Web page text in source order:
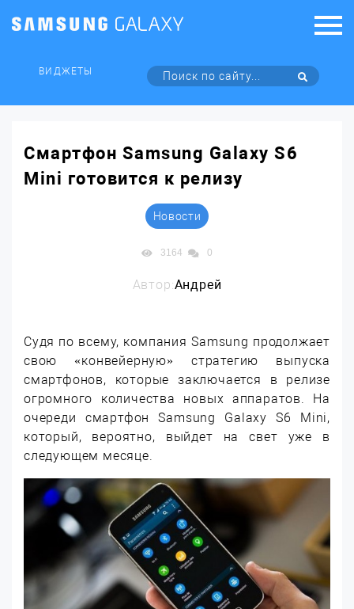
ВИДЖЕТЫ
Смартфон Samsung Galaxy S6
Mini готовится к релизу
Новости
3164 0
Автор:Андрей
Судя по всему, компания Samsung продолжает
свою «конвейерную» стратегию выпуска
смартфонов, которые заключается в релизе
огромного количества новых аппаратов. На
очереди смартфон Samsung Galaxy S6 Mini,
который, вероятно, выйдет на свет уже в
следующем месяце.